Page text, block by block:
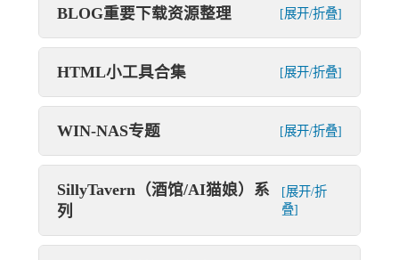
BLOG重要下载资源整理 [展开/折叠]
HTML小工具合集 [展开/折叠]
WIN-NAS专题 [展开/折叠]
SillyTavern（酒馆/AI猫娘）系
列
[展开/折
叠]